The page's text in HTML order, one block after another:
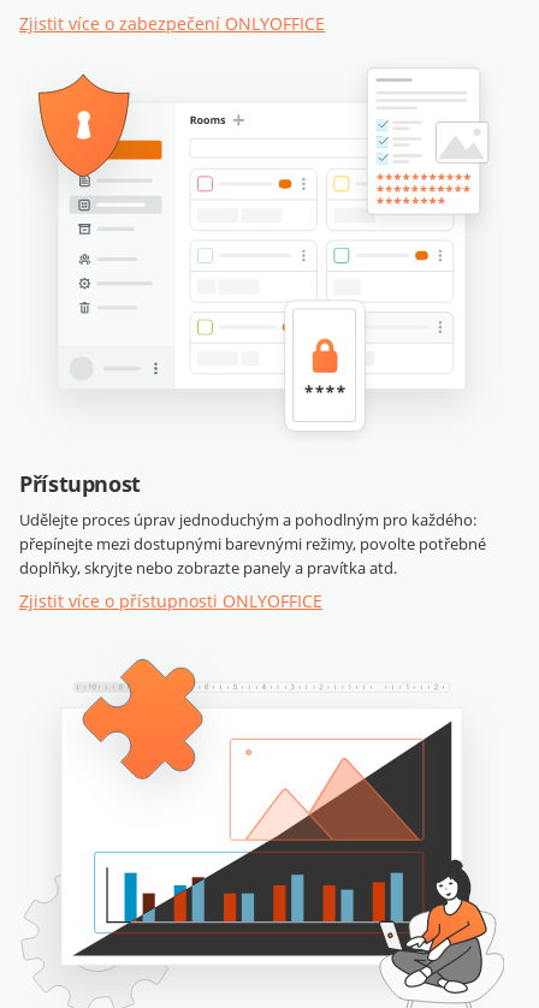
Zjistit více o zabezpečení ONLYOFFICE
Přístupnost
Udělejte proces úprav jednoduchým a pohodlným pro každého:
přepínejte mezi dostupnými barevnými režimy, povolte potřebné
doplňky, skryjte nebo zobrazte panely a pravítka atd.
Zjistit více o přístupnosti ONLYOFFICE